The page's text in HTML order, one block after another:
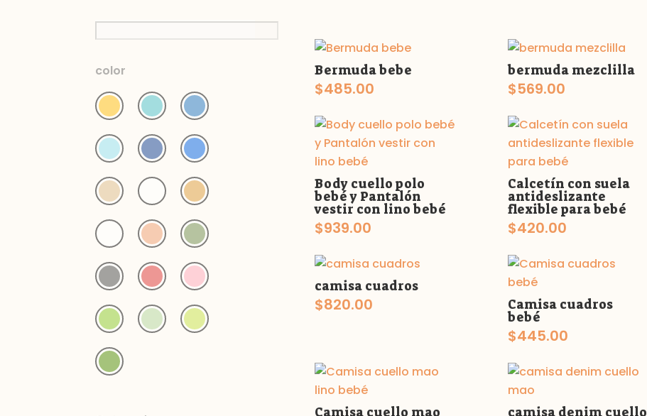
color Bermuda bebe
$485.00
bermuda mezclilla
$569.00
Body cuello polo
bebé y Pantalón
vestir con lino bebé
$939.00
Calcetín con suela
antideslizante
flexible para bebé
$420.00
camisa cuadros
$820.00 Camisa cuadros
bebé
$445.00
Camisa cuello mao camisa denim cuello